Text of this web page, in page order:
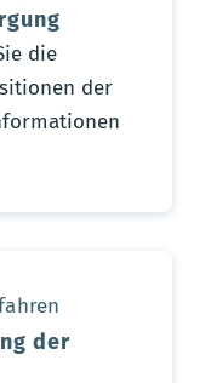
die
der
der